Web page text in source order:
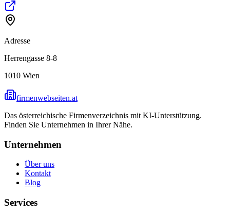
Adresse
Herrengasse 8-8
1010 Wien
firmenwebseiten.at
Das österreichische Firmenverzeichnis mit KI-Unterstützung.
Finden Sie Unternehmen in Ihrer Nähe.
Unternehmen
Über uns
Kontakt
Blog
Services